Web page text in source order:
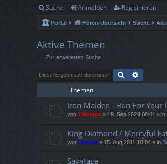
ch
ne
llz
ug
rif
Suche Anmelden Registrieren
Portal Foren-Übersicht Suche
Aktive Themen
Zur erweiterten Suche
Suche
Themen
Iron Maiden - Run For
von Tillmann » 19. Sep 2024 08:01 » in
King Diamond / Mercyful
von Chewie » 15. Aug 2011 10:04 » in
Savatage